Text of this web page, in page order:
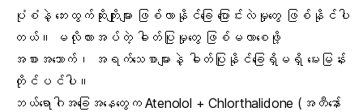
ပုံစံနဲ့ ဘေးထွက်ဆိုးကျိုးများ ဖြစ်လာနိုင်ခြေ ပြောင်းလဲမှုတွေ ဖြစ်နိုင်ပါ
တယ်။ မလိုလားအပ်တဲ့ ဓါတ်ပြုမှုတွေ ဖြစ်မလာစေဖို့
အစားအသောက်၊ အရက်သေစာများနဲ့ ဓါတ်ပြုနိုင်ခြေရှိမရှိ မေးမြန်း
တိုင်ပင်ပါ။
ဘယ်ရောဂါအခြေအနေတွေက Atenolol + Chlorthalidone (အတီနော်ေ်